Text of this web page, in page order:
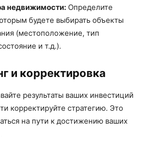
недвижимости: Определите
будете выбирать объекты
(местоположение, тип
и т.д.).
и корректировка
результаты ваших инвестиций
корректируйте стратегию. Это
на пути к достижению ваших